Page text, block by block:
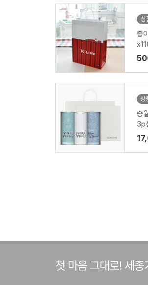
종
상
송
3p
첫 마음 그대로! 세